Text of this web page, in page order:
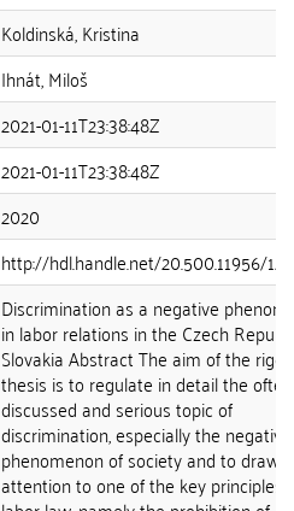
Koldinská, Kristina
Ihnát, Miloš
2021-01-11T23:38:48Z
2021-01-11T23:38:48Z
2020
http://hdl.handle.net/20.500.11956/
Discrimination as a negative
in labor relations in the Czech
Slovakia Abstract The aim of the
thesis is to regulate in detail the often
discussed and serious topic of
discrimination, especially the negative
phenomenon of society and to draw
attention to one of the key principles